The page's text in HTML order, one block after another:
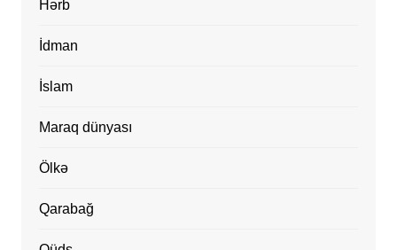
Hərb
İdman
İslam
Maraq dünyası
Ölkə
Qarabağ